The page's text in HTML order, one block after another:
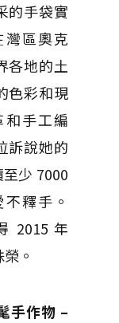
的手袋實
區奧克
各地的土
色彩和現
手工編
訴說她的
少 7000
釋手。
2015 年
。
手作物 –